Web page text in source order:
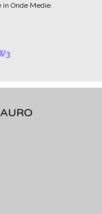
Onde Medie.